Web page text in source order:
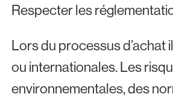
Respecter les
Lors du processus
ou internationales. Les
environnementales, des